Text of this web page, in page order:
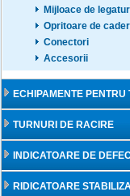
Mijloace de
Opritoare de
Conectori
Accesorii
ECHIPAMENTE PENTRU
TURNURI DE RACIRE
INDICATOARE DE
RIDICATOARE